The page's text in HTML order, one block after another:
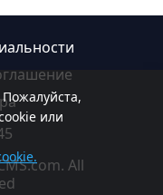
или
All